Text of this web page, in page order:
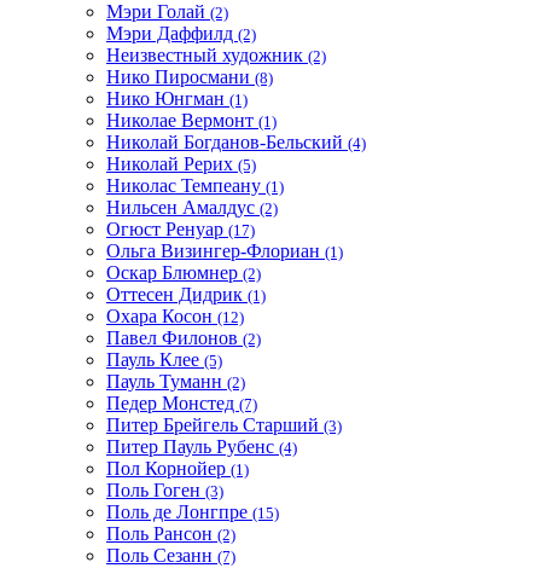
Мэри Голай (2)
Мэри Даффилд (2)
Неизвестный художник (2)
Нико Пиросмани (8)
Нико Юнгман (1)
Николае Вермонт (1)
Николай Богданов-Бельский (4)
Николай Рерих (5)
Николас Темпеану (1)
Нильсен Амалдус (2)
Огюст Ренуар (17)
Ольга Визингер-Флориан (1)
Оскар Блюмнер (2)
Оттесен Дидрик (1)
Охара Косон (12)
Павел Филонов (2)
Пауль Клее (5)
Пауль Туманн (2)
Педер Монстед (7)
Питер Брейгель Старший (3)
Питер Пауль Рубенс (4)
Пол Корнойер (1)
Поль Гоген (3)
Поль де Лонгпре (15)
Поль Рансон (2)
Поль Сезанн (7)